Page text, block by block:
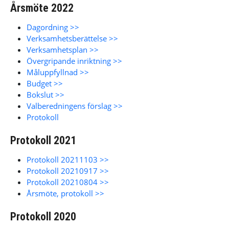
Årsmöte 2022
Dagordning >>
Verksamhetsberättelse >>
Verksamhetsplan >>
Övergripande inriktning >>
Måluppfyllnad >>
Budget >>
Bokslut >>
Valberedningens förslag >>
Protokoll
Protokoll 2021
Protokoll 20211103 >>
Protokoll 20210917 >>
Protokoll 20210804 >>
Årsmöte, protokoll >>
Protokoll 2020